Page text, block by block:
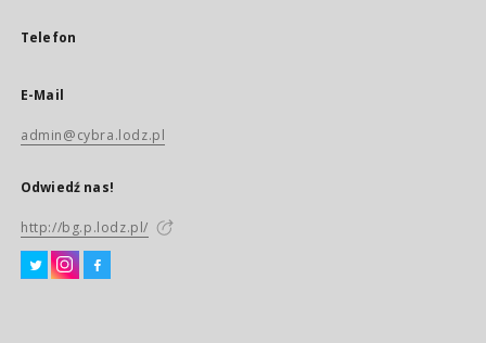
Telefon
E-Mail
admin@cybra.lodz.pl
Odwiedź nas!
http://bg.p.lodz.pl/